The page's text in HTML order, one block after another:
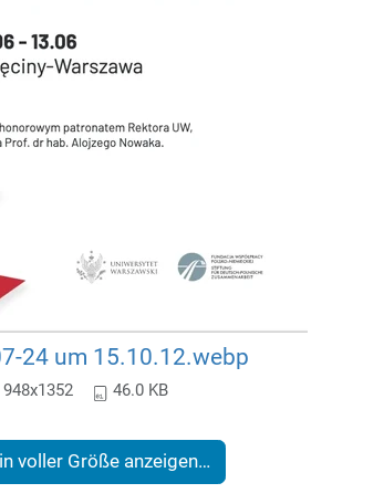
24 um 15.10.12.webp
948x1352 46.0 KB
voller Größe anzeigen…